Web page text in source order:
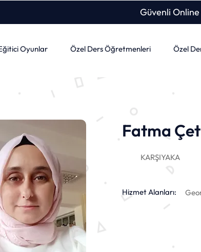
Güvenli
Oyunlar Özel Ders Öğretmenleri Özel
Fatma
KARŞIYAKA
Hizmet Alanları: